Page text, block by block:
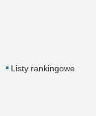
Listy rankingowe